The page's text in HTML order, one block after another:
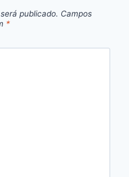
publicado. Campos
*